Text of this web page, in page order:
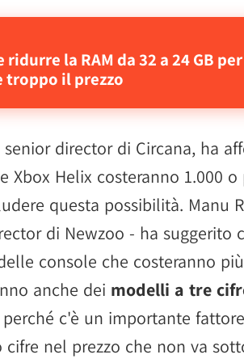
ridurre la RAM da 32 a 24 GB per
troppo il prezzo
senior director di Circana, ha
Xbox Helix costeranno 1.000
questa possibilità. Manu
di Newzoo - ha suggerito
console che costeranno
anche dei modelli a tre
perché c'è un importante
cifre nel prezzo che non va